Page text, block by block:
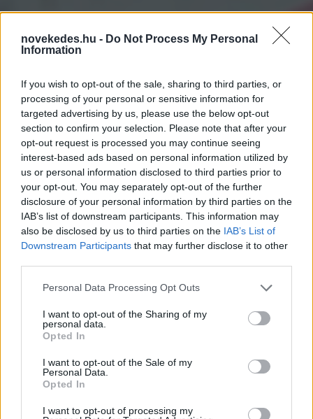
novekedes.hu - Do Not Process My Personal
Information
If you wish to opt-out of the sale, sharing to third parties, or
processing of your personal or sensitive information for
targeted advertising by us, please use the below opt-out
section to confirm your selection. Please note that after your
opt-out request is processed you may continue seeing
interest-based ads based on personal information utilized by
us or personal information disclosed to third parties prior to
your opt-out. You may separately opt-out of the further
disclosure of your personal information by third parties on the
IAB’s list of downstream participants. This information may
also be disclosed by us to third parties on the IAB’s List of
Downstream Participants that may further disclose it to other
Please note that this website/app uses one or more Google
not limited to your visit or usage behaviour. You may click to
grant or deny consent to Google and its third-party tags to
use your data for below specified purposes in below Google
consent section.
Personal Data Processing Opt Outs
I want to opt-out of the Sharing of my
personal data.
Opted In
I want to opt-out of the Sale of my
Personal Data.
Opted In
I want to opt-out of processing my
Iráni konfliktus - Életbe
lépett az Egyesült
Államok által
meghirdetett blokád
Életbe lépett az Egyesült Államok által az
iráni kikötők ellen meghirdetett blokád